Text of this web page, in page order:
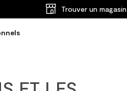
Trouver un magasin